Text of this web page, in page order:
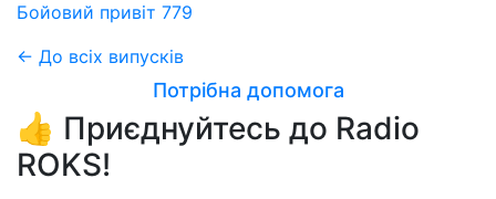
Бойовий привіт 779
← До всіх випусків
Потрібна допомога
👍 Приєднуйтесь до Radio
ROKS!